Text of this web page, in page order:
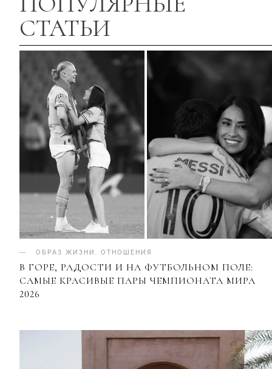
СТАТЬИ
ОБРАЗ ЖИЗНИ ОТНОШЕНИЯ
В ГОРЕ, РАДОСТИ И НА ФУТБОЛЬНОМ ПОЛЕ:
САМЫЕ КРАСИВЫЕ ПАРЫ ЧЕМПИОНАТА МИРА
2026